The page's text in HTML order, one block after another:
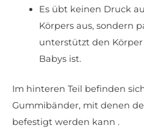
Es übt keinen Druck
Körpers aus, sondern
unterstützt den
Babys ist.
Im hinteren Teil befinden
Gummibänder, mit denen
befestigt werden kann .